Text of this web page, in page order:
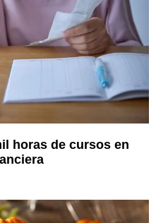
horas de cursos en